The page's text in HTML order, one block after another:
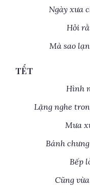
Ngày xưa
Hỏi
Mà sao
TẾT
Hình
Lặng nghe
Mưa
Bánh
Bếp
Cũng